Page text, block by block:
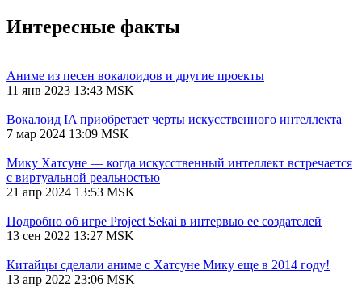
Интересные факты
Аниме из песен вокалоидов и другие проекты
11 янв 2023 13:43 MSK
Вокалоид IA приобретает черты искусственного интеллекта
7 мар 2024 13:09 MSK
Мику Хатсуне — когда искусственный интеллект встречается
с виртуальной реальностью
21 апр 2024 13:53 MSK
Подробно об игре Project Sekai в интервью ее создателей
13 сен 2022 13:27 MSK
Китайцы сделали аниме с Хатсуне Мику еще в 2014 году!
13 апр 2022 23:06 MSK